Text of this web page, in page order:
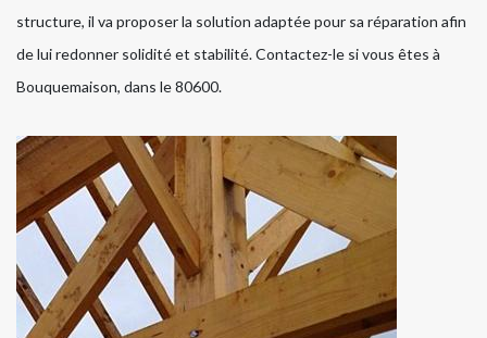
structure, il va proposer la solution adaptée pour sa réparation afin
de lui redonner solidité et stabilité. Contactez-le si vous êtes à
Bouquemaison, dans le 80600.